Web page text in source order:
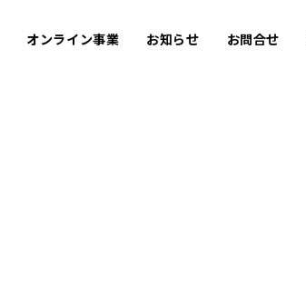
オンライン事業 お知らせ お問合せ